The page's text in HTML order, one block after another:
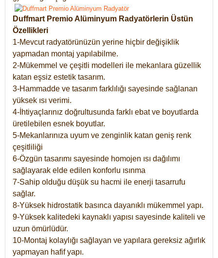
Duffmart Premio Alüminyum Radyatörlerin Üstün
Özellikleri
1-Mevcut radyatörünüzün yerine hiçbir değişiklik
yapmadan montaj yapılabilme.
2-Mükemmel ve çeşitli modelleri ile mekanlara güzellik
katan eşsiz estetik tasarım.
3-Hammadde ve tasarım farklılığı sayesinde sağlanan
yüksek ısı verimi.
4-İhtiyaçlarınız doğrultusunda farklı ebat ve boyutlarda
üretilebilen esnek boyutlar.
5-Mekanlarınıza uyum ve zenginlik katan geniş renk
çeşitliliği
6-Özgün tasarımı sayesinde homojen ısı dağılımı
sağlayarak elde edilen konforlu ısınma
7-Sahip olduğu düşük su hacmi ile enerji tasarrufu
sağlar.
8-Yüksek hidrostatik basınca dayanıklı mükemmel yapı.
9-Yüksek kalitedeki kaynaklı yapısı sayesinde kaliteli ve
uzun ömürlüdür.
10-Montaj kolaylığı sağlayan ve yapılara gereksiz ağırlık
yapmayan hafif yapı.